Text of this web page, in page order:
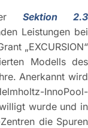
Sektion 2.3
Leistungen bei
„EXCURSION“
Modells des
Anerkannt wird
InnoPool-
wurde und in
die Spuren